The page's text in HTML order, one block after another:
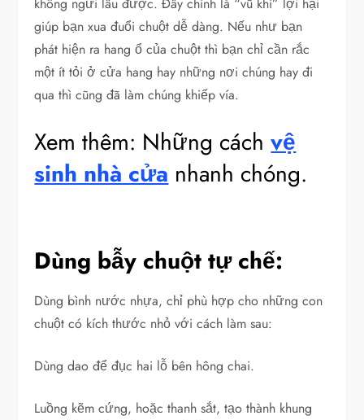
giúp bạn xua đuổi chuột dễ dàng. Nếu như bạn
phát hiện ra hang ổ của chuột thì bạn chỉ cần rắc
một ít tỏi ở cửa hang hay những nơi chúng hay đi
qua thì cũng đã làm chúng khiếp vía.
Xem thêm: Những cáchvệ
sinh nhà cửa nhanh chóng.
Dùng bẫy chuột tự chế:
Dùng bình nước nhựa, chỉ phù hợp cho những con
chuột có kích thước nhỏ với cách làm sau:
Dùng dao để đục hai lỗ bên hông chai.
Luồng kẽm cứng, hoặc thanh sắt, tạo thành khung